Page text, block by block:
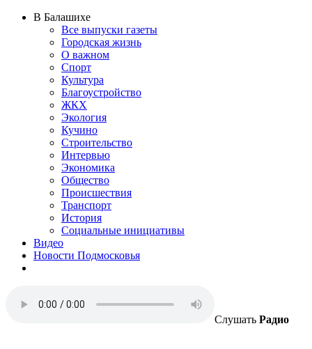
В Балашихе
Все выпуски газеты
Городская жизнь
О важном
Спорт
Культура
Благоустройство
ЖКХ
Экология
Кучино
Строительство
Интервью
Экономика
Общество
Происшествия
Транспорт
История
Социальные инициативы
Видео
Новости Подмосковья
Слушать Радио